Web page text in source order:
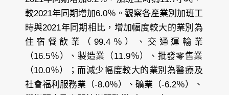
較2021年同期增加6.0％。觀察各產業別加班工
時與2021年同期相比，增加幅度較大的業別為
住宿餐飲業（99.4％）、交通運輸業
（16.5％）、製造業（11.9％）、批發零售業
（10.0％）；而減少幅度較大的業別為醫療及
社會福利服務業（-8.0％）、礦業（-6.2％）、